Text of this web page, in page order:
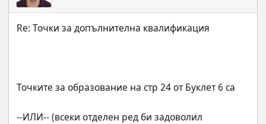
Точките за образование на стр 24 от Буклет 6 са
--ИЛИ-- (всеки отделен ред би задоволил